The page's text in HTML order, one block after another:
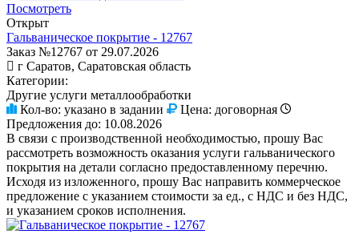
Посмотреть
Открыт
Гальваническое покрытие - 12767
Заказ №12767 от 29.07.2026
г Саратов, Саратовская область
Категории:
Другие услуги металлообработки
Кол-во: указано в задании Цена: договорная
Предложения до: 10.08.2026
В связи с производственной необходимостью, прошу Вас
рассмотреть возможность оказания услуги гальванического
покрытия на детали согласно предоставленному перечню.
Исходя из изложенного, прошу Вас направить коммерческое
предложение с указанием стоимости за ед., с НДС и без НДС,
и указанием сроков исполнения.